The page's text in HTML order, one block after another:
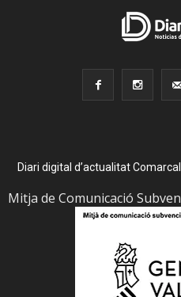
Diari digital d’actualitat
Mitja de Comunicació